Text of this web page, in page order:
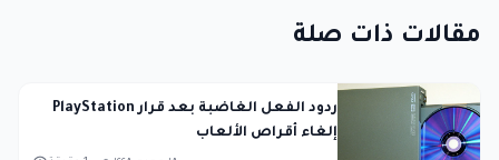
مقالات ذات صلة
ردود الفعل الغاضبة بعد قرار PlayStation
إلغاء أقراص الألعاب